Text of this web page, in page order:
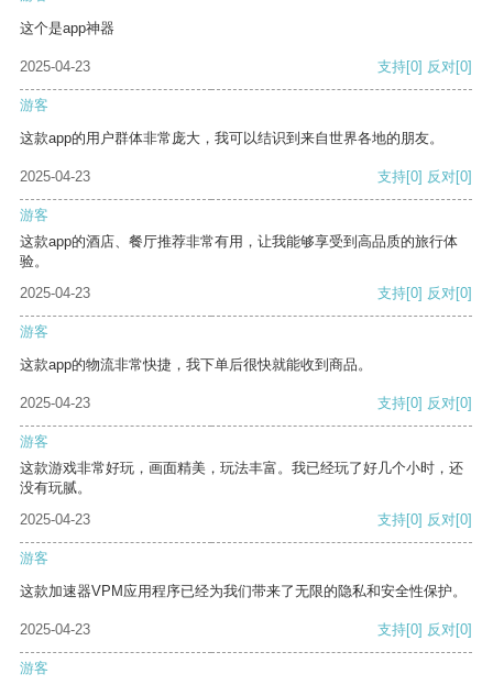
这个是app神器
2025-04-23 支持[0] 反对[0]
游客
这款app的用户群体非常庞大，我可以结识到来自世界各地的朋友。
2025-04-23 支持[0] 反对[0]
游客
这款app的酒店、餐厅推荐非常有用，让我能够享受到高品质的旅行体
验。
2025-04-23
支持[0] 反对[0]
游客
这款app的物流非常快捷，我下单后很快就能收到商品。
2025-04-23 支持[0] 反对[0]
游客
这款游戏非常好玩，画面精美，玩法丰富。我已经玩了好几个小时，还
没有玩腻。
2025-04-23
支持[0] 反对[0]
游客
这款加速器VPM应用程序已经为我们带来了无限的隐私和安全性保护。
2025-04-23 支持[0] 反对[0]
游客